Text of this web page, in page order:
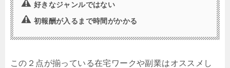
好きなジャンルではない
初報酬が入るまで時間がかかる
この２点が揃っている在宅ワークや副業はオススメし